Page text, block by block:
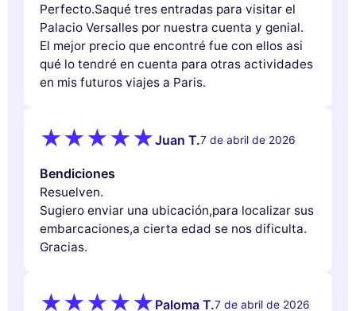
Perfecto.Saqué tres entradas para visitar el
Palacio Versalles por nuestra cuenta y genial.
El mejor precio que encontré fue con ellos asi
qué lo tendré en cuenta para otras actividades
en mis futuros viajes a Paris.
Juan T.7 de abril de 2026
Bendiciones
Resuelven.
Sugiero enviar una ubicación,para localizar sus
embarcaciones,a cierta edad se nos dificulta.
Gracias.
Paloma T.7 de abril de 2026